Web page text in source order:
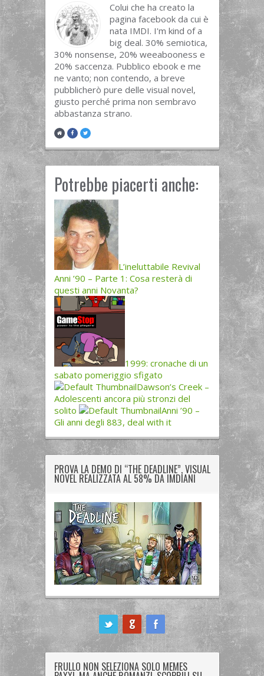
Colui che ha creato la
pagina facebook da cui è
nata IMDI. I'm kind of a
big deal. 30% semiotica,
30% nonsense, 20% weeabooness e
20% saccenza. Pubblico ebook e me
ne vanto; non contendo, a breve
pubblicherò pure delle visual novel,
giusto perché prima non sembravo
abbastanza strano.
Potrebbe piacerti anche:
L’ineluttabile Revival
Anni ’90 – Parte 1: Cosa resterà di
questi anni Novanta?
1999: cronache di un
sabato pomeriggio sfigato
Dawson’s Creek –
Adolescenti ancora più stronzi del
solito
Anni ’90 –
Gli anni degli 883, deal with it
PROVA LA DEMO DI “THE DEADLINE”, VISUAL
NOVEL REALIZZATA AL 58% DA IMDIANI
FRULLO NON SELEZIONA SOLO MEMES